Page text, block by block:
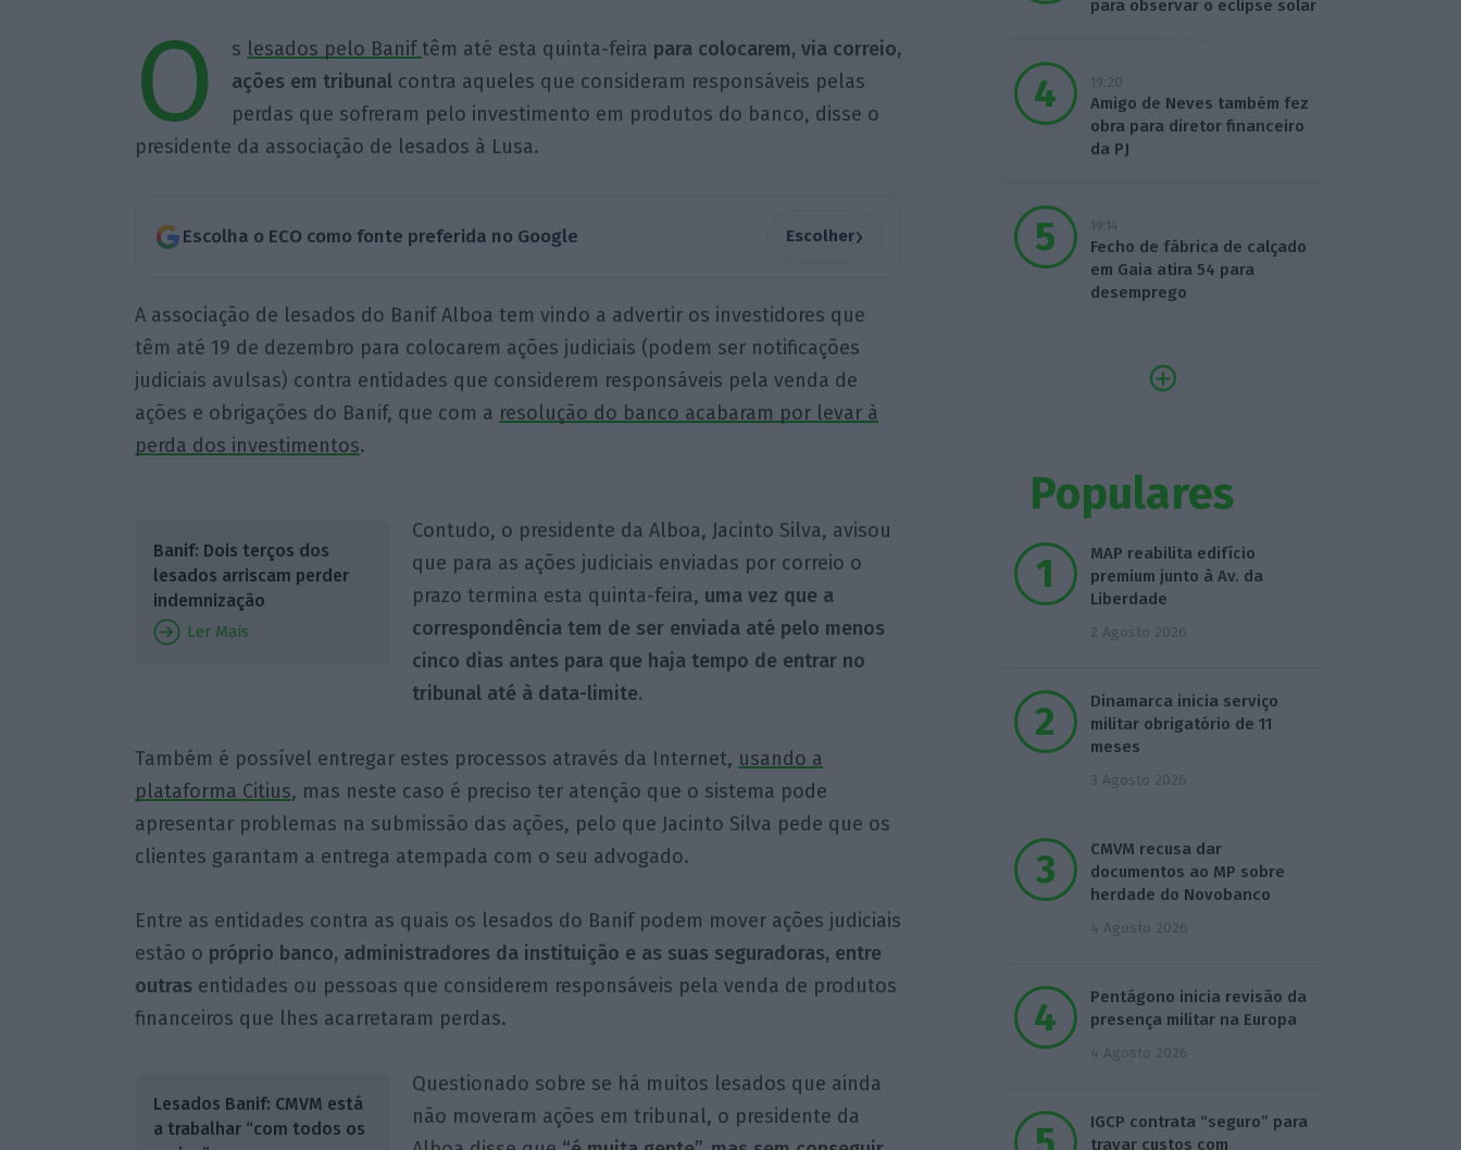
O s lesados pelo Baniftêm até esta quinta-feira para colocarem, via correio,
ações em tribunalcontra aqueles que consideram responsáveis pelas
perdas que sofreram pelo investimento em produtos do banco, disse o
presidente da associação de lesados à Lusa.
Escolha o ECO como fonte preferida no Google Escolher›
A associação de lesados do Banif Alboa tem vindo a advertir os investidores que
têm até 19 de dezembro para colocarem ações judiciais (podem ser notificações
judiciais avulsas) contra entidades que considerem responsáveis pela venda de
ações e obrigações do Banif, que com a resolução do banco acabaram por levar à
perda dos investimentos.
Banif: Dois terços dos
lesados arriscam perder
indemnização
Ler Mais
Contudo, o presidente da Alboa, Jacinto Silva, avisou
que para as ações judiciais enviadas por correio o
prazo termina esta quinta-feira, uma vez que a
correspondência tem de ser enviada até pelo menos
cinco dias antes para que haja tempo de entrar no
tribunal até à data-limite.
Também é possível entregar estes processos através da Internet, usando a
plataforma Citius, mas neste caso é preciso ter atenção que o sistema pode
apresentar problemas na submissão das ações, pelo que Jacinto Silva pede que os
clientes garantam a entrega atempada com o seu advogado.
Entre as entidades contra as quais os lesados do Banif podem mover ações judiciais
estão o próprio banco, administradores da instituição e as suas seguradoras, entre
outras entidades ou pessoas que considerem responsáveis pela venda de produtos
financeiros que lhes acarretaram perdas.
Lesados Banif: CMVM está
a trabalhar “com todos os
Questionado sobre se há muitos lesados que ainda
não moveram ações em tribunal, o presidente da
para observar o eclipse solar
19:20
Amigo de Neves também fez
obra para diretor financeiro
da PJ
19:14
Fecho de fábrica de calçado
em Gaia atira 54 para
desemprego
Populares
MAP reabilita edifício
premium junto à Av. da
Liberdade
2 Agosto 2026
Dinamarca inicia serviço
militar obrigatório de 11
meses
3 Agosto 2026
CMVM recusa dar
documentos ao MP sobre
herdade do Novobanco
4 Agosto 2026
Pentágono inicia revisão da
presença militar na Europa
4 Agosto 2026
IGCP contrata “seguro” para
travar custos com